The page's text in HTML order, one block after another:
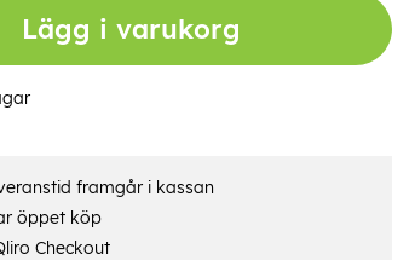
Lägg i varukorg
framgår i kassan
öppet köp
Checkout